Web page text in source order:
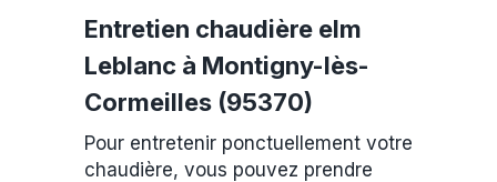
Entretien chaudière elm
Leblanc à Montigny-lès-
Cormeilles (95370)
Pour entretenir ponctuellement votre
chaudière, vous pouvez prendre